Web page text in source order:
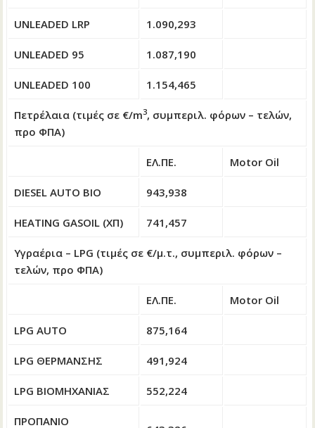
UNLEADED LRP 1.090,293
UNLEADED 95 1.087,190
UNLEADED 100 1.154,465
Πετρέλαια (τιμές σε €/m3, συμπεριλ. φόρων – τελών,
προ ΦΠΑ)
ΕΛ.ΠΕ. Motor Oil
DIΕSEL AUTO BIO 943,938
HEATING GASOIL (ΧΠ) 741,457
Υγραέρια – LPG (τιμές σε €/μ.τ., συμπεριλ. φόρων –
τελών, προ ΦΠΑ)
ΕΛ.ΠΕ. Motor Oil
LPG AUTO 875,164
LPG ΘΕΡΜΑΝΣΗΣ 491,924
LPG ΒΙΟΜΗΧΑΝΙΑΣ 552,224
ΠΡΟΠΑΝΙΟ